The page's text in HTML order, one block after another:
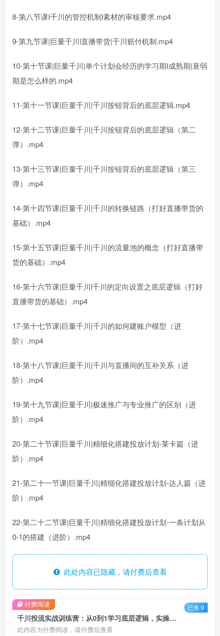
8-第八节课I千川的管控机制l素材的审核要求.mp4
9-第九节课|巨量千川l直播带货|千川赔付机制.mp4
10-第十节课|巨量千川|单个计划会经历的学习期I成熟期|衰弱
期是怎么样的.mp4
11-第十一节课|巨量千川|千川按钮背后的底层逻辑.mp4
12-第十二节课|巨量千川|千川按钮背后的底层逻辑（第二
弹）.mp4
13-第十三节课|巨量千川|千川按钮背后的底层逻辑（第三
弹）.mp4
14-第十四节课|巨量千川|千川的转换链路（打好直播带货的
基础）.mp4
15-第十五节课|巨量千川|千川的流量池的概念（打好直播带
货的基础）.mp4
16-第十六节课|巨量千川l千川的定向设置之底层逻辑（打好
直播带货的基础）.mp4
17-第十七节课|巨量千川|千川的如何建账户模型（进
阶）.mp4
18-第十八节课|巨量千川|千川与直播间的互补关系（进
阶）.mp4
19-第十九节课|巨量千川|极速推广与专业推广的区别（进
阶）.mp4
20-第二十节课|巨量千川|精细化搭建投放计划-莱卡篇（进
阶）.mp4
21-第二十一节课|巨量千川|精细化搭建投放计划-达人篇（进
阶）.mp4
22-第二十二节课|巨量千川|精细化搭建投放计划-一条计划从
0-1的搭建（进阶）.mp4
此处内容已隐藏，请付费后查看
千川投流实战训练营：从0到1学习底层逻辑，实操干货全部传授
此内容为付费阅读，请付费后查看
付费阅读 已售 9